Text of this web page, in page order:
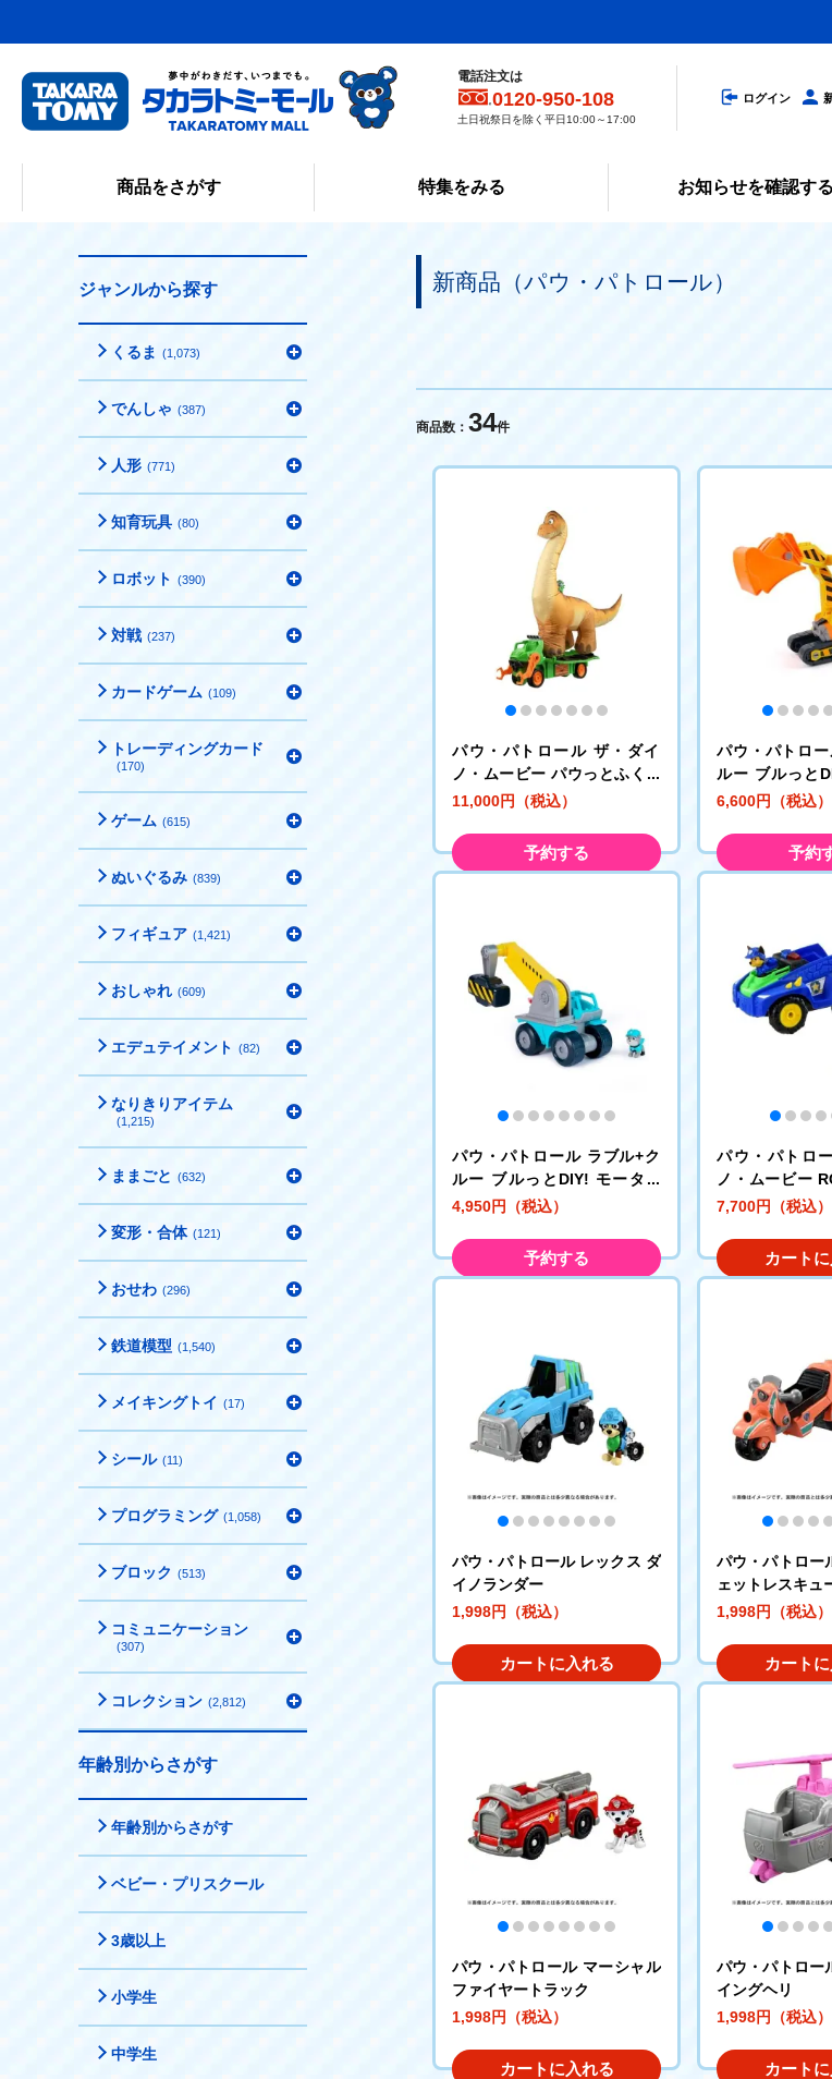
電話注文は
0120-950-108
土日祝祭日を除く平日10:00～17:00
ログイン
商品をさがす 特集をみる お知らせを確認する
新商品（パウ・パトロール）
商品数： 34件
パウ・パトロール ザ・ダイ
ノ・ムービー パウっとふくら
む! ロッキー ダイノクルーザ
11,000円（税込）
予約する
パウ・パトロ
ルー ブルっと
ガショベルビー
6,600円（税込）
予約
パウ・パトロール ラブル+ク
ルー ブルっとDIY! モーター
メガハンマービークル
4,950円（税込）
予約する
パウ・パトロ
ノ・ムービー
ェイス ダイノポ
7,700円（税込）
カート
パウ・パトロール レックス ダ
イノランダー
1,998円（税込）
カートに入れる
パウ・パトロー
ェットレスキュ
1,998円（税込）
カート
パウ・パトロール マーシャル
ファイヤートラック
1,998円（税込）
カートに入れる
パウ・パトロー
イングヘリ
1,998円（税込）
カート
ジャンルから探す
くるま (1,073)
でんしゃ (387)
人形 (771)
知育玩具 (80)
ロボット (390)
対戦 (237)
カードゲーム (109)
トレーディングカード
(170)
ゲーム (615)
ぬいぐるみ (839)
フィギュア (1,421)
おしゃれ (609)
エデュテイメント (82)
なりきりアイテム
(1,215)
ままごと (632)
変形・合体 (121)
おせわ (296)
鉄道模型 (1,540)
メイキングトイ (17)
シール (11)
プログラミング (1,058)
ブロック (513)
コミュニケーション
(307)
コレクション (2,812)
年齢別からさがす
年齢別からさがす
ベビー・プリスクール
3歳以上
小学生
中学生